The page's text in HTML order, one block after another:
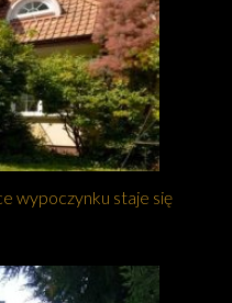
wypoczynku staje się